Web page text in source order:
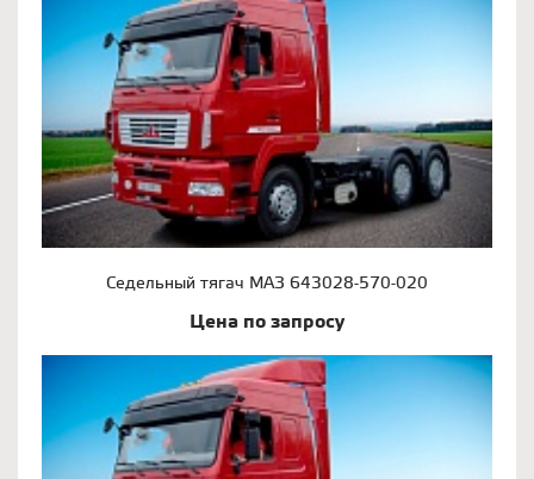
Седельный тягач МАЗ 643028-570-020
Цена по запросу